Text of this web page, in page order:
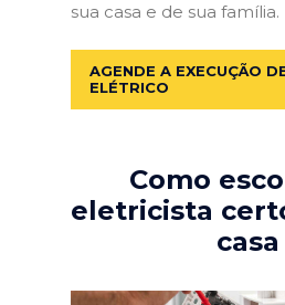
sua casa e de sua família.
AGENDE A EXECUÇÃO
ELÉTRICO
Como
eletricista
casa